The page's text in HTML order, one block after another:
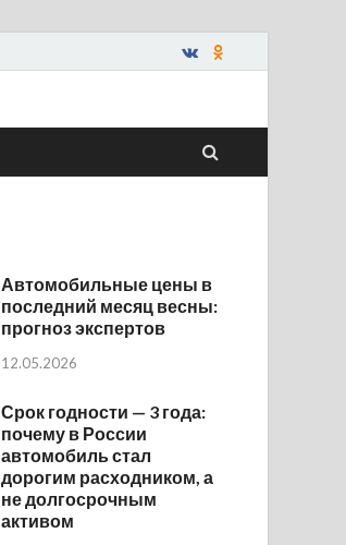
Автомобильные цены в
последний месяц весны:
прогноз экспертов
12.05.2026
Срок годности — 3 года:
почему в России
автомобиль стал
дорогим расходником, а
не долгосрочным
активом